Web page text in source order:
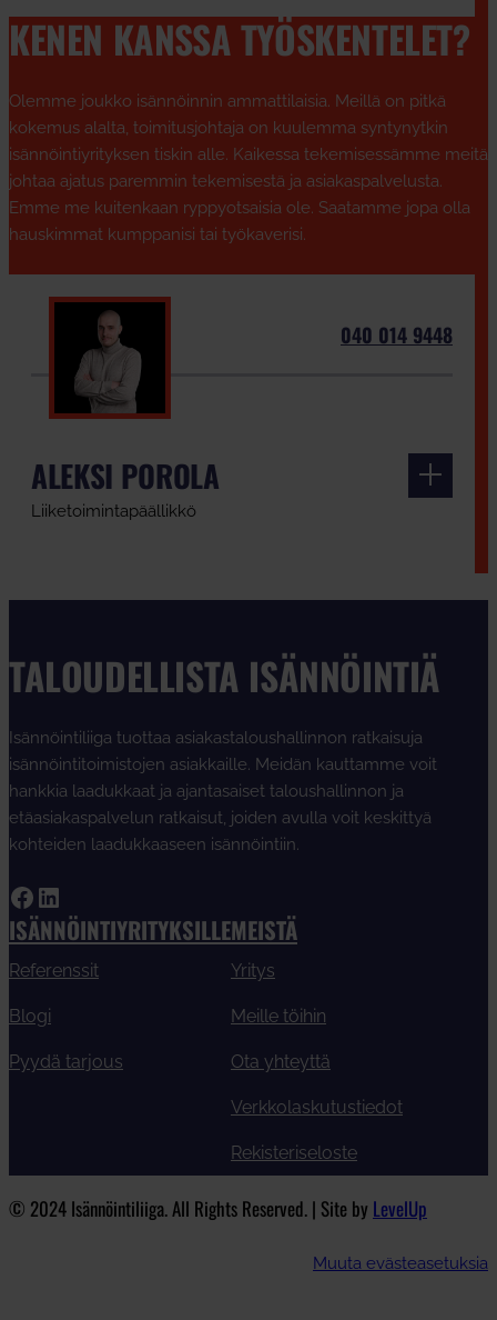
KENEN KANSSA TYÖSKENTELET?
Olemme joukko isännöinnin ammattilaisia. Meillä on pitkä
kokemus alalta, toimitusjohtaja on kuulemma syntynytkin
isännöintiyrityksen tiskin alle. Kaikessa tekemisessämme meitä
johtaa ajatus paremmin tekemisestä ja asiakaspalvelusta.
Emme me kuitenkaan ryppyotsaisia ole. Saatamme jopa olla
hauskimmat kumppanisi tai työkaverisi.
040 014 9448
ALEKSI POROLA
Liiketoimintapäällikkö
TALOUDELLISTA ISÄNNÖINTIÄ
Isännöintiliiga tuottaa asiakastaloushallinnon ratkaisuja
isännöintitoimistojen asiakkaille. Meidän kauttamme voit
hankkia laadukkaat ja ajantasaiset taloushallinnon ja
etäasiakaspalvelun ratkaisut, joiden avulla voit keskittyä
kohteiden laadukkaaseen isännöintiin.
Facebook LinkedIn
ISÄNNÖINTIYRITYKSILLE
Referenssit
Blogi
Pyydä tarjous
MEISTÄ
Yritys
Meille töihin
Ota yhteyttä
Verkkolaskutustiedot
Rekisteriseloste
© 2024 Isännöintiliiga. All Rights Reserved. | Site by LevelUp
Muuta evästeasetuksia